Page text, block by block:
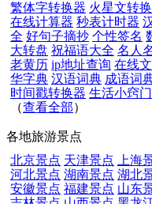
繁体字转换器 火星文转
在线计算器 秒表计时器
全 好句子摘抄 个性签名
大转盘 祝福语大全 名人
老黄历 ip地址查询 在线
华字典 汉语词典 成语词
时间戳转换器 生活小窍门
（查看全部）
各地旅游景点
北京景点 天津景点 上海
河北景点 湖南景点 湖北
安徽景点 福建景点 山东